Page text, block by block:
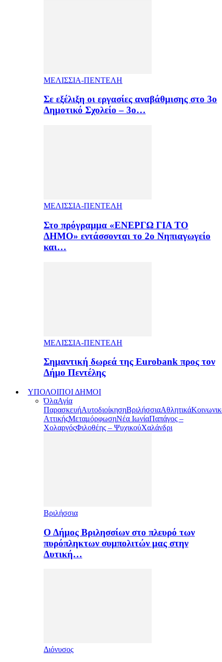
ΜΕΛΙΣΣΙΑ-ΠΕΝΤΕΛΗ
Σε εξέλιξη οι εργασίες αναβάθμισης στο 3ο
Δημοτικό Σχολείο – 3ο…
ΜΕΛΙΣΣΙΑ-ΠΕΝΤΕΛΗ
Στο πρόγραμμα «ΕΝΕΡΓΩ ΓΙΑ ΤΟ
ΔΗΜΟ» εντάσσονται το 2ο Νηπιαγωγείο
και…
ΜΕΛΙΣΣΙΑ-ΠΕΝΤΕΛΗ
Σημαντική δωρεά της Eurobank προς τον
Δήμο Πεντέλης
ΥΠΟΛΟΙΠΟΙ ΔΗΜΟΙ
ΌλαΑγία
ΠαρασκευήΑυτοδιοίκησηΒριλήσσιαΑθλητικά
ΑττικήςΜεταμόρφωσηΝέα ΙωνίαΠαπάγος –
ΧολαργόςΦιλοθέης – ΨυχικούΧαλάνδρι
Βριλήσσια
Ο Δήμος Βριλησσίων στο πλευρό των
πυρόπληκτων συμπολιτών μας στην
Δυτική…
Διόνυσος